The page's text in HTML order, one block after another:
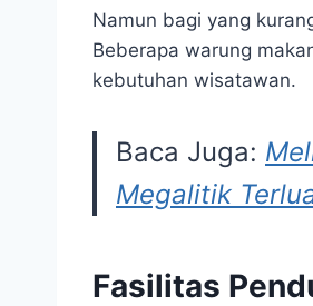
Namun bagi yang
Beberapa warung
kebutuhan wisatawan.
Baca Juga:
Megalitik
Fasilitas